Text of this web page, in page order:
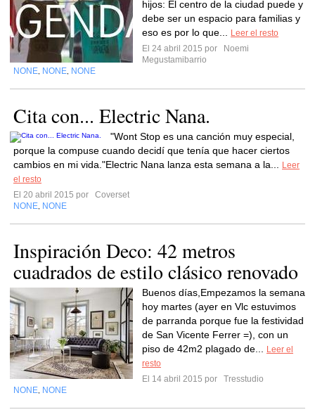
hijos: El centro de la ciudad puede y
debe ser un espacio para familias y
eso es por lo que...
Leer el resto
El 24 abril 2015 por
Noemi
Megustamibarrio
NONE NONE NONE
Cita con... Electric Nana.
"Wont Stop es una canción muy especial,
porque la compuse cuando decidí que tenía que hacer ciertos
cambios en mi vida."Electric Nana lanza esta semana a la...
Leer
el resto
El 20 abril 2015 por
Coverset
NONE NONE
Inspiración Deco: 42 metros
cuadrados de estilo clásico renovado
Buenos días,Empezamos la semana
hoy martes (ayer en Vlc estuvimos
de parranda porque fue la festividad
de San Vicente Ferrer =), con un
piso de 42m2 plagado de...
Leer el
resto
El 14 abril 2015 por
Tresstudio
NONE NONE